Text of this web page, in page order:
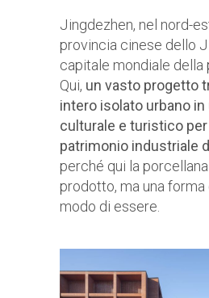
Jingdezhen, nel nord-
provincia cinese dello
capitale mondiale della
Qui, un vasto progetto
intero isolato urbano
culturale e turistico per
patrimonio industriale
perché qui la
prodotto, ma una forma
modo di essere.